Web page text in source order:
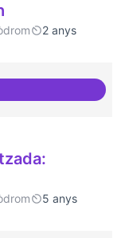
2 anys
podcast i twitch
5 anys